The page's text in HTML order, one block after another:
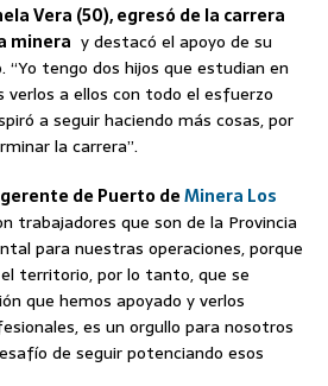
Vera (50), egresó de la carrera
minera y destacó el apoyo de su
tengo dos hijos que estudian en
verlos a ellos con todo el esfuerzo
a seguir haciendo más cosas, por
la carrera”.
de Puerto deMinera Los
trabajadores que son de la Provincia
para nuestras operaciones, porque
territorio, por lo tanto, que se
que hemos apoyado y verlos
es un orgullo para nosotros
de seguir potenciando esos